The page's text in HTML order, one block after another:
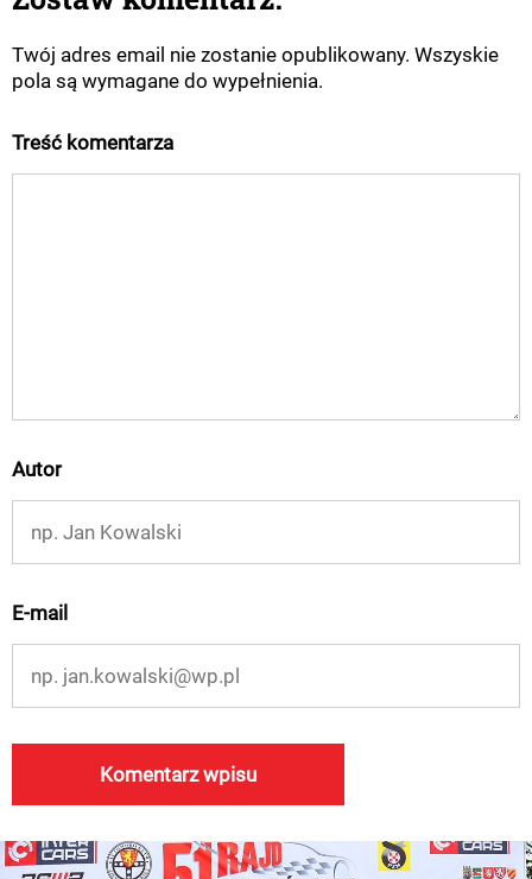
Twój adres email nie zostanie opublikowany. Wszyskie
pola są wymagane do wypełnienia.
Treść komentarza
Autor
E-mail